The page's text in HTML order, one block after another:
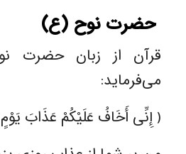
حضرت نوح (ع)
قرآن از زبان حضرت
می‌فرماید:
﴿ إِنِّی أَخَافُ عَلَيْكُمْ عَذَابَ